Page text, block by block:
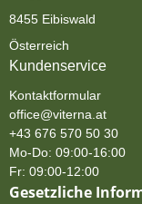
8455 Eibiswald
Österreich
Kundenservice
Kontaktformular
office@viterna.at
+43 676 570 50 30
Mo-Do: 09:00-16:00
Fr: 09:00-12:00
Gesetzliche